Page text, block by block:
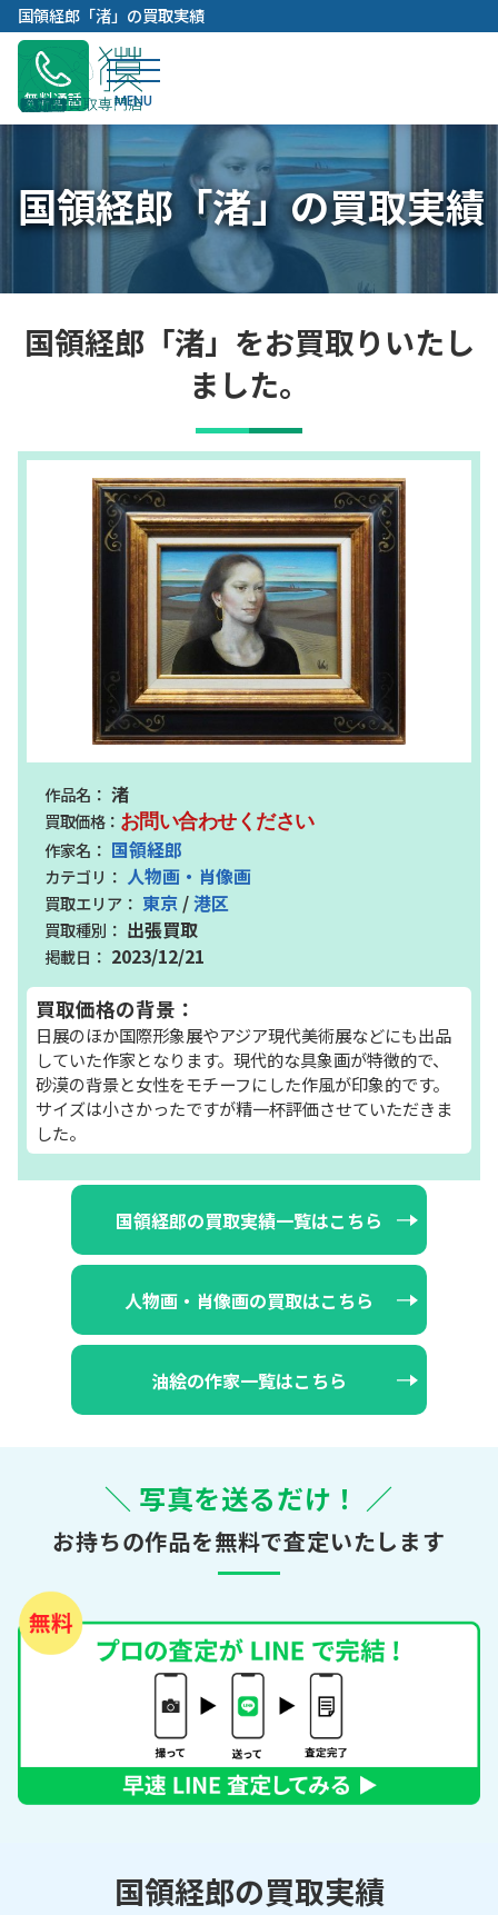
容
キ
ッ
プ
国領経郎「渚」の買取実績
無料通話
国領経郎「渚」の買取実績
国領経郎「渚」をお買取りいたし
ました。
渚
お問い合わせください
国領経郎
人物画・肖像画
東京 /港区
出張買取
2023/12/21
買取価格の背景：
日展のほか国際形象展やアジア現代美術展などにも出品
していた作家となります。現代的な具象画が特徴的で、
砂漠の背景と女性をモチーフにした作風が印象的です。
サイズは小さかったですが精一杯評価させていただきま
した。
国領経郎の買取実績一覧はこちら
人物画・肖像画の買取はこちら
油絵の作家一覧はこちら
＼ 写真を送るだけ！ ／
お持ちの作品を無料で査定いたします
国領経郎の買取実績